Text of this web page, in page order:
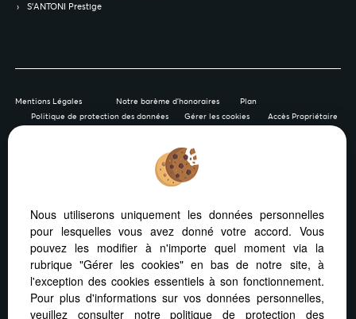
S’ANTONI Prestige
Mentions Légales Notre barème d'honoraires
Plan
Politique de protection des données
Gérer les cookies Accès Propriétaire
Afin de vous offrir un confort de lecture permanent, depuis
votre PC, votre tablette ou votre smartphone, notre site
s’adapte automatiquement aux différents types d'écrans
Logiciel transaction
Nous utiliserons uniquement les données personnelles
pour lesquelles vous avez donné votre accord. Vous
pouvez les modifier à n'importe quel moment via la
rubrique "Gérer les cookies" en bas de notre site, à
l'exception des cookies essentiels à son fonctionnement.
Pour plus d'informations sur vos données personnelles,
veuillez consulter notre politique de protection des